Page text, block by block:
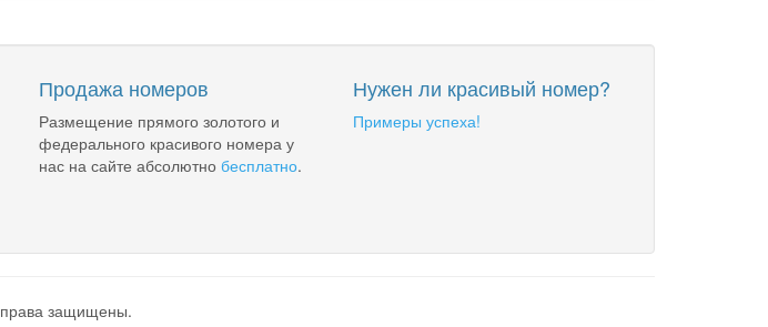
Продажа номеров
Размещение прямого золотого и
федерального красивого номера у
нас на сайте абсолютно бесплатно.
Нужен ли красивый номер?
Примеры успеха!
защищены.